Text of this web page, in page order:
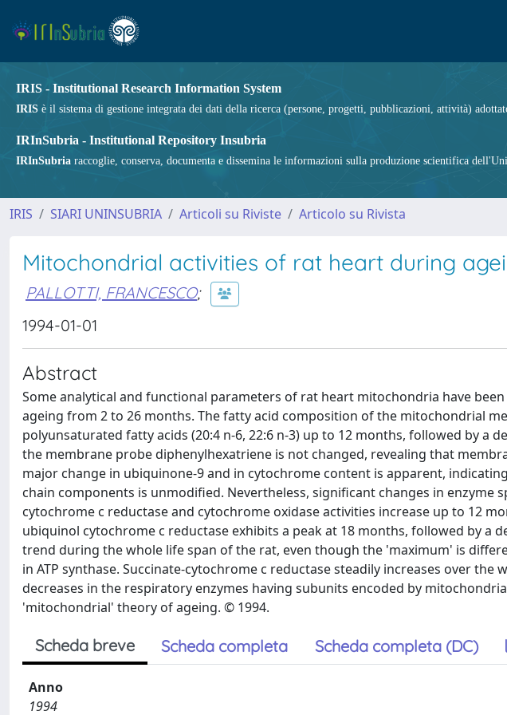
IRIS - Institutional Research Information System
IRIS è il sistema di gestione integrata dei dati della ricerca (persone, progetti, pubblicazioni, attività)
IRInSubria - Institutional Repository Insubria
IRInSubria raccoglie, conserva, documenta e dissemina le informazioni sulla produzione scientifica
IRIS SIARI UNINSUBRIA Articoli su Riviste Articolo su Rivista
Mitochondrial activities of rat heart during
PALLOTTI, FRANCESCO;
1994-01-01
Abstract
Some analytical and functional parameters of rat heart mitochondria have
ageing from 2 to 26 months. The fatty acid composition of the mitochondrial
polyunsaturated fatty acids (20:4 n-6, 22:6 n-3) up to 12 months, followed by a
the membrane probe diphenylhexatriene is not changed, revealing that
major change in ubiquinone-9 and in cytochrome content is apparent,
chain components is unmodified. Nevertheless, significant changes in enzyme
cytochrome c reductase and cytochrome oxidase activities increase up to 12
ubiquinol cytochrome c reductase exhibits a peak at 18 months, followed by a
trend during the whole life span of the rat, even though the 'maximum' is
in ATP synthase. Succinate-cytochrome c reductase steadily increases over the
decreases in the respiratory enzymes having subunits encoded by
'mitochondrial' theory of ageing. © 1994.
Scheda breve Scheda completa Scheda completa (DC)
Anno
1994